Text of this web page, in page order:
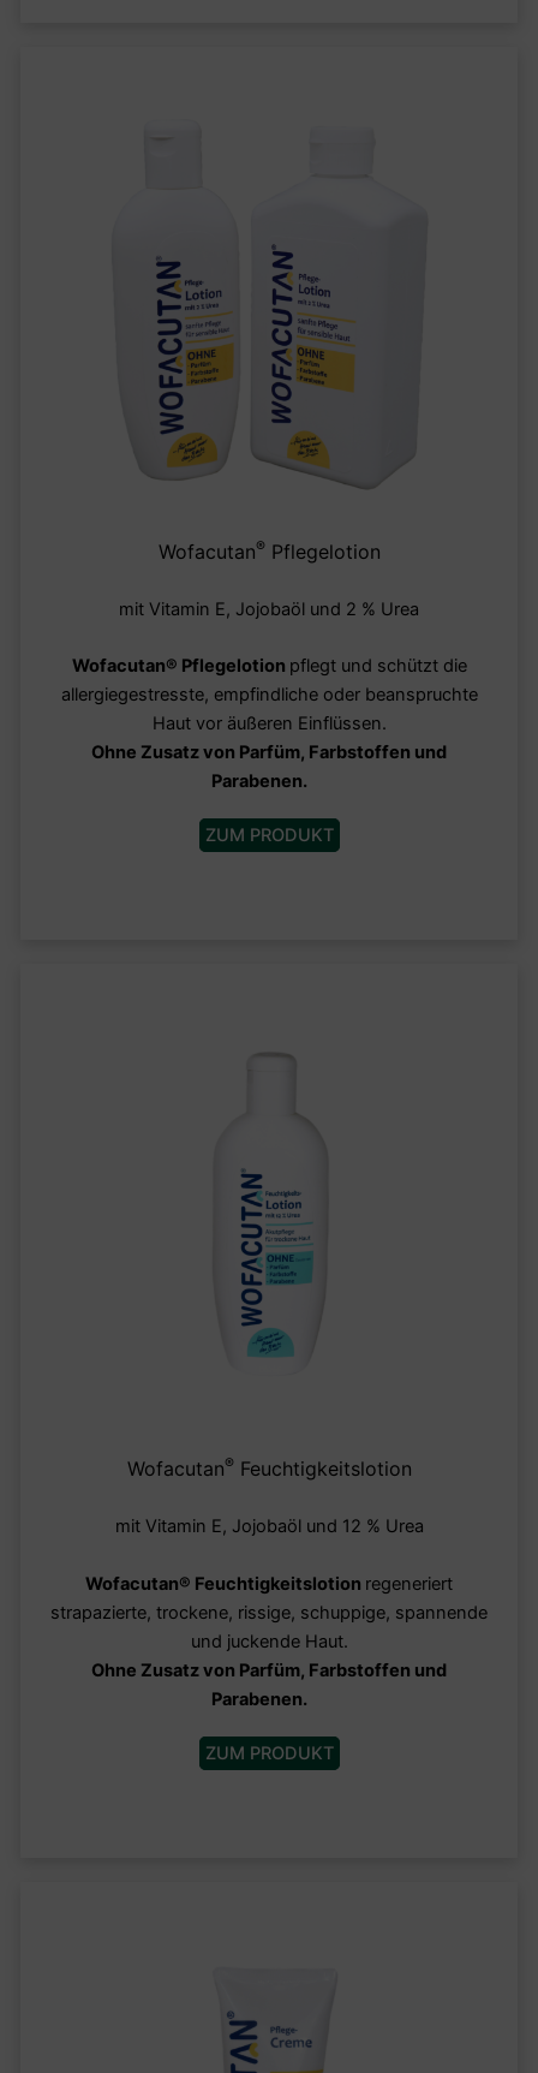
Wofacutan®Pflegelotion
mit Vitamin E, Jojobaöl und 2 % Urea
Wofacutan® Pflegelotion pflegt und schützt die
allergiegestresste, empfindliche oder beanspruchte
Haut vor äußeren Einflüssen.
Ohne Zusatz von Parfüm, Farbstoffen und
Parabenen.
ZUM PRODUKT
Wofacutan®Feuchtigkeitslotion
mit Vitamin E, Jojobaöl und 12 % Urea
Wofacutan® Feuchtigkeitslotion regeneriert
strapazierte, trockene, rissige, schuppige, spannende
und juckende Haut.
Ohne Zusatz von Parfüm, Farbstoffen und
Parabenen.
ZUM PRODUKT